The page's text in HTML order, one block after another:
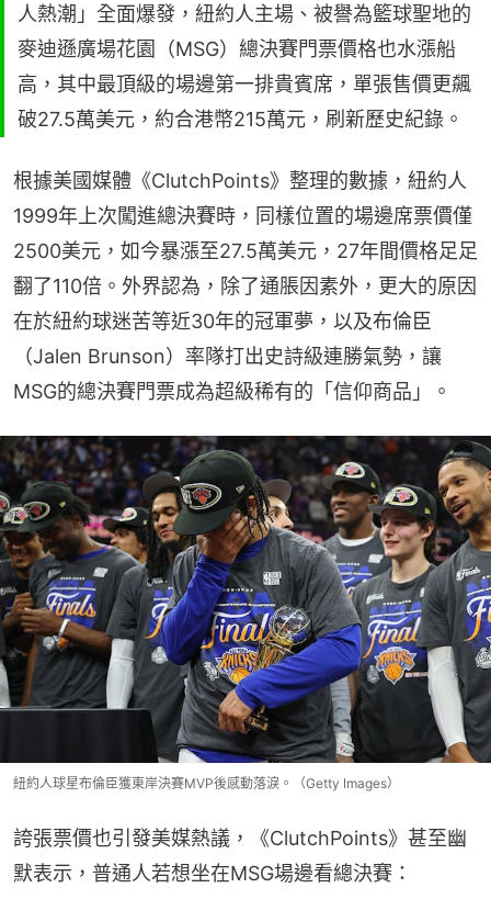
人熱潮」全面爆發，紐約人主場、被譽為籃球聖地的
麥迪遜廣場花園（MSG）總決賽門票價格也水漲船
高，其中最頂級的場邊第一排貴賓席，單張售價更飆
破27.5萬美元，約合港幣215萬元，刷新歷史紀錄。
根據美國媒體《ClutchPoints》整理的數據，紐約人
1999年上次闖進總決賽時，同樣位置的場邊席票價僅
2500美元，如今暴漲至27.5萬美元，27年間價格足足
翻了110倍。外界認為，除了通脹因素外，更大的原因
在於紐約球迷苦等近30年的冠軍夢，以及布倫臣
（Jalen Brunson）率隊打出史詩級連勝氣勢，讓
MSG的總決賽門票成為超級稀有的「信仰商品」。
紐約人球星布倫臣獲東岸決賽MVP後感動落淚。（Getty Images）
誇張票價也引發美媒熱議，《ClutchPoints》甚至幽
默表示，普通人若想坐在MSG場邊看總決賽：